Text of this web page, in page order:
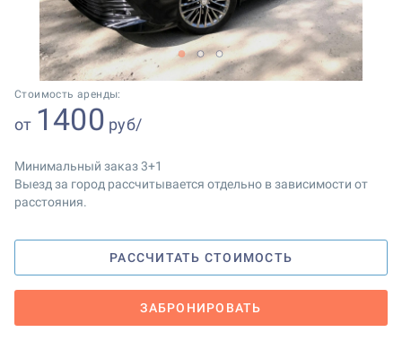
1 2 3
Стоимость аренды:
от 1400 руб/
Минимальный заказ 3+1
Выезд за город рассчитывается отдельно в зависимости от
расстояния.
РАССЧИТАТЬ СТОИМОСТЬ
ЗАБРОНИРОВАТЬ